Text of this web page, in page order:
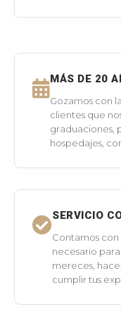
MÁS DE 20
Gozamos con
clientes que
graduaciones,
hospedajes,
SERVICIO
Contamos
necesario
mereces,
cumplir tus